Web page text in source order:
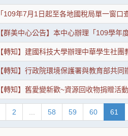
「109年7月1日起至各地國稅局單一窗口
【群美中心公告】本中心辦理「109學年
【轉知】建國科技大學辦理中華學生社
【轉知】行政院環境保護署與教育部共同
【轉知】舊愛變新歡~資源回收物捐贈活動
2 58 59 60 61